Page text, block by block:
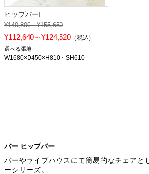
ヒップバーⅠ
¥140,800～¥155,650
¥112,640～¥124,520（税込）
選べる張地
W1680×D450×H810・SH610
バー ヒップバー
バーやライブハウスにて簡易的なチェアと
ーシリーズ。